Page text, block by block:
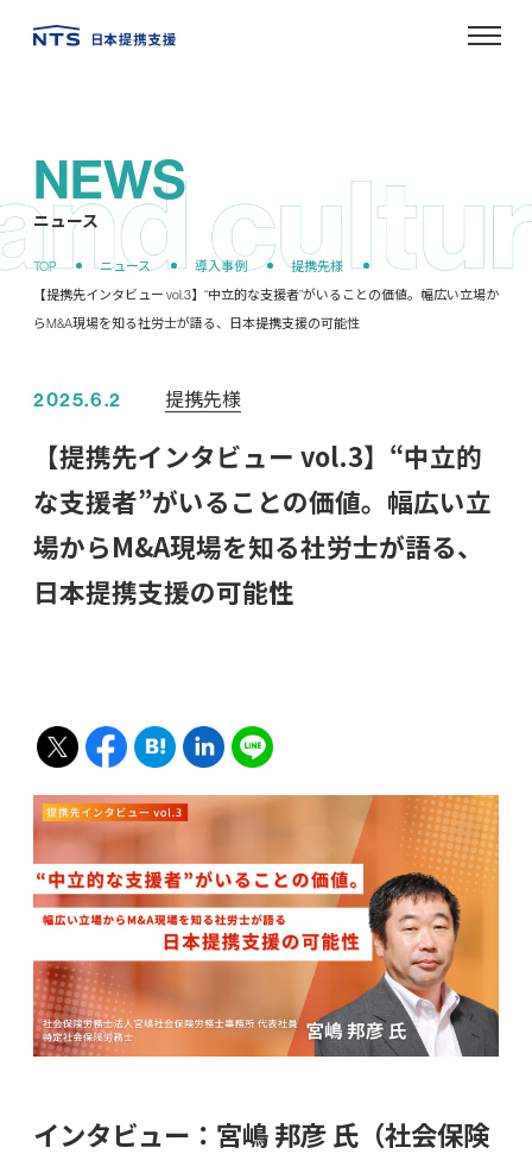
NEWS
ニュース
2025.6.2 提携先様
【提携先インタビュー vol.3】“中立的
な支援者”がいることの価値。幅広い立
場からM&A現場を知る社労士が語る、
日本提携支援の可能性
インタビュー：宮嶋 邦彦 氏（社会保険